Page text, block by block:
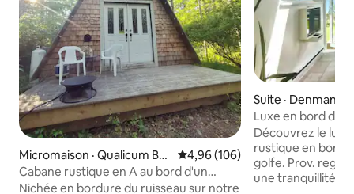
Micromaison · Qualicum Be
ach
Note moyenne de 4,96 sur 5,
4,96 (106)
Cabane rustique en A au bord d'un
ruisseau avec loft et terrasse
Nichée en bordure du ruisseau sur notre
Suite · Denman
Luxe en bord de
cadre naturel
Découvrez le
rustique en bord
golfe. Prov. reg #
une tranquillité et